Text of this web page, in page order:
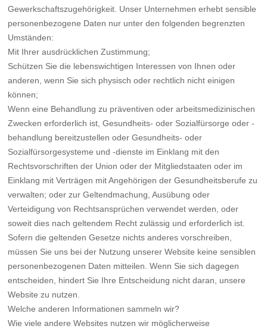
Gewerkschaftszugehörigkeit. Unser Unternehmen erhebt sensible
personenbezogene Daten nur unter den folgenden begrenzten
Umständen:
Mit Ihrer ausdrücklichen Zustimmung;
Schützen Sie die lebenswichtigen Interessen von Ihnen oder
anderen, wenn Sie sich physisch oder rechtlich nicht einigen
können;
Wenn eine Behandlung zu präventiven oder arbeitsmedizinischen
Zwecken erforderlich ist, Gesundheits- oder Sozialfürsorge oder -
behandlung bereitzustellen oder Gesundheits- oder
Sozialfürsorgesysteme und -dienste im Einklang mit den
Rechtsvorschriften der Union oder der Mitgliedstaaten oder im
Einklang mit Verträgen mit Angehörigen der Gesundheitsberufe zu
verwalten; oder zur Geltendmachung, Ausübung oder
Verteidigung von Rechtsansprüchen verwendet werden, oder
soweit dies nach geltendem Recht zulässig und erforderlich ist.
Sofern die geltenden Gesetze nichts anderes vorschreiben,
müssen Sie uns bei der Nutzung unserer Website keine sensiblen
personenbezogenen Daten mitteilen. Wenn Sie sich dagegen
entscheiden, hindert Sie Ihre Entscheidung nicht daran, unsere
Website zu nutzen.
Welche anderen Informationen sammeln wir?
Wie viele andere Websites nutzen wir möglicherweise